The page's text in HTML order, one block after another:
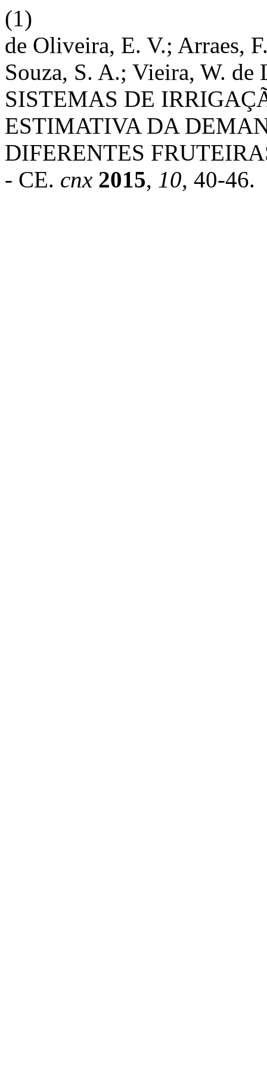
(1)
de Oliveira, E. V.; Arraes,
Souza, S. A.; Vieira, W.
SISTEMAS DE
ESTIMATIVA DA
DIFERENTES
- CE. cnx 2015, 10, 40-46.